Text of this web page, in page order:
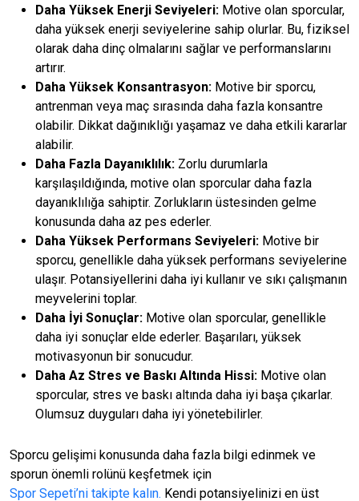
Daha Yüksek Enerji Seviyeleri: Motive olan sporcular,
daha yüksek enerji seviyelerine sahip olurlar. Bu, fiziksel
olarak daha dinç olmalarını sağlar ve performanslarını
artırır.
Daha Yüksek Konsantrasyon: Motive bir sporcu,
antrenman veya maç sırasında daha fazla konsantre
olabilir. Dikkat dağınıklığı yaşamaz ve daha etkili kararlar
alabilir.
Daha Fazla Dayanıklılık: Zorlu durumlarla
karşılaşıldığında, motive olan sporcular daha fazla
dayanıklılığa sahiptir. Zorlukların üstesinden gelme
konusunda daha az pes ederler.
Daha Yüksek Performans Seviyeleri: Motive bir
sporcu, genellikle daha yüksek performans seviyelerine
ulaşır. Potansiyellerini daha iyi kullanır ve sıkı çalışmanın
meyvelerini toplar.
Daha İyi Sonuçlar: Motive olan sporcular, genellikle
daha iyi sonuçlar elde ederler. Başarıları, yüksek
motivasyonun bir sonucudur.
Daha Az Stres ve Baskı Altında Hissi: Motive olan
sporcular, stres ve baskı altında daha iyi başa çıkarlar.
Olumsuz duyguları daha iyi yönetebilirler.
Sporcu gelişimi konusunda daha fazla bilgi edinmek ve
sporun önemli rolünü keşfetmek için
Spor Sepeti’ni takipte kalın. Kendi potansiyelinizi en üst